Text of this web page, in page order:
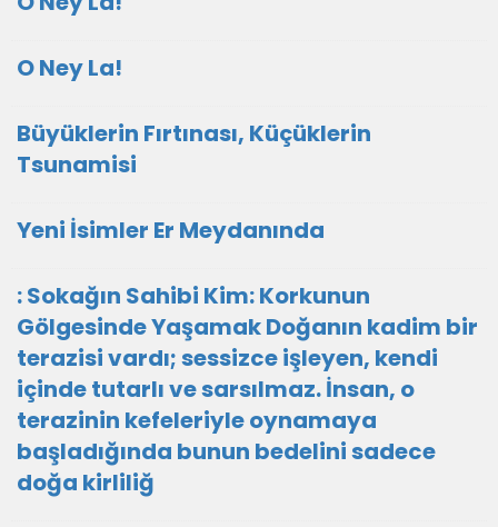
O Ney La!
Büyüklerin Fırtınası, Küçüklerin
Tsunamisi
Yeni İsimler Er Meydanında
: Sokağın Sahibi Kim: Korkunun
Gölgesinde Yaşamak Doğanın kadim bir
terazisi vardı; sessizce işleyen, kendi
içinde tutarlı ve sarsılmaz. İnsan, o
terazinin kefeleriyle oynamaya
başladığında bunun bedelini sadece
doğa kirliliğ